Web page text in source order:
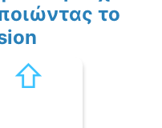
το
⇧︎